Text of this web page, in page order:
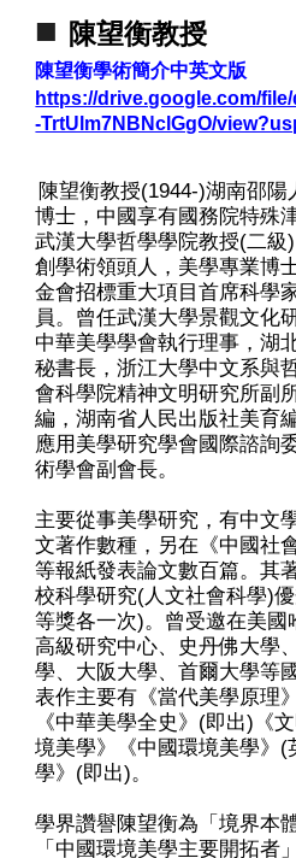
■ 陳望衡教授
陳望衡學術簡介中英文版
https://drive.google.com/
-TrtUlm7NBNclGgO/
陳望衡教授(1944-)湖南邵
博士，中國享有國務院特殊
武漢大學哲學學院教授(二
創學術領頭人，美學專業博
金會招標重大項目首席科學
員。曾任武漢大學景觀文化
中華美學學會執行理事，湖
秘書長，浙江大學中文系與
會科學院精神文明研究所副
編，湖南省人民出版社美育
應用美學研究學會國際諮詢
術學會副會長。
主要從事美學研究，有中文
文著作數種，另在《中國社
等報紙發表論文數百篇。其
校科學研究(人文社會科學)
等獎各一次)。曾受邀在美國
高級研究中心、史丹佛大學
學、大阪大學、首爾大學等
表作主要有《當代美學原理
《中華美學全史》(即出)《
境美學》《中國環境美學》(
學》(即出)。
學界讚譽陳望衡為「境界本
「中國環境美學主要開拓者